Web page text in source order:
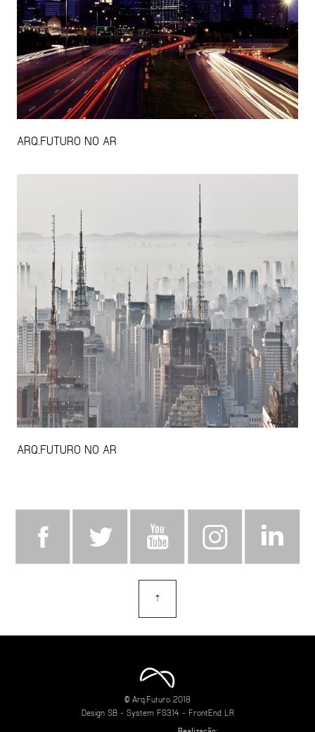
ARQ.FUTURO NO AR
ARQ.FUTURO NO AR
⇡
© Arq.Futuro 2018
Design SB- System FS314 - FrontEnd LR